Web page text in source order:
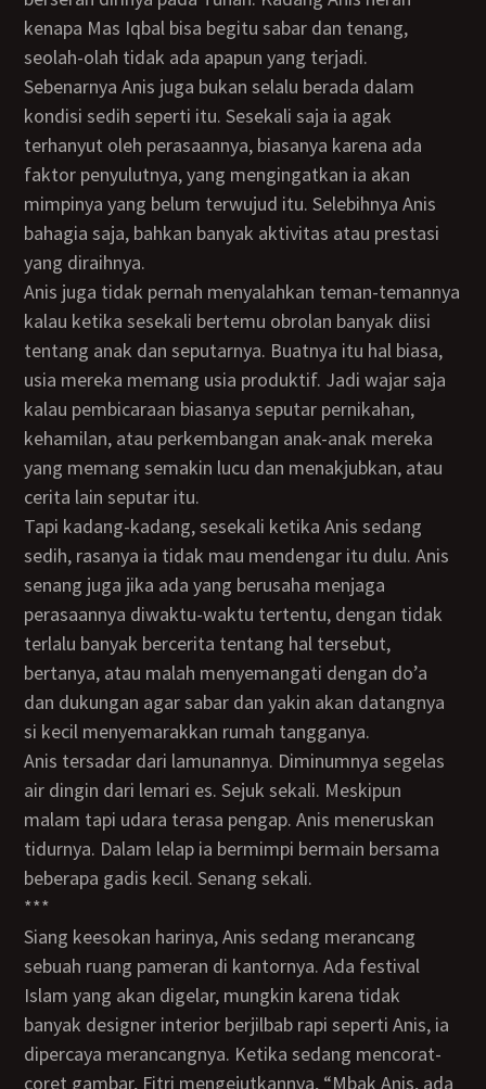
kenapa Mas Iqbal bisa begitu sabar dan tenang,
seolah-olah tidak ada apapun yang terjadi.
Sebenarnya Anis juga bukan selalu berada dalam
kondisi sedih seperti itu. Sesekali saja ia agak
terhanyut oleh perasaannya, biasanya karena ada
faktor penyulutnya, yang mengingatkan ia akan
mimpinya yang belum terwujud itu. Selebihnya Anis
bahagia saja, bahkan banyak aktivitas atau prestasi
yang diraihnya.
Anis juga tidak pernah menyalahkan teman-temannya
kalau ketika sesekali bertemu obrolan banyak diisi
tentang anak dan seputarnya. Buatnya itu hal biasa,
usia mereka memang usia produktif. Jadi wajar saja
kalau pembicaraan biasanya seputar pernikahan,
kehamilan, atau perkembangan anak-anak mereka
yang memang semakin lucu dan menakjubkan, atau
cerita lain seputar itu.
Tapi kadang-kadang, sesekali ketika Anis sedang
sedih, rasanya ia tidak mau mendengar itu dulu. Anis
senang juga jika ada yang berusaha menjaga
perasaannya diwaktu-waktu tertentu, dengan tidak
terlalu banyak bercerita tentang hal tersebut,
bertanya, atau malah menyemangati dengan do’a
dan dukungan agar sabar dan yakin akan datangnya
si kecil menyemarakkan rumah tangganya.
Anis tersadar dari lamunannya. Diminumnya segelas
air dingin dari lemari es. Sejuk sekali. Meskipun
malam tapi udara terasa pengap. Anis meneruskan
tidurnya. Dalam lelap ia bermimpi bermain bersama
beberapa gadis kecil. Senang sekali.
***
Siang keesokan harinya, Anis sedang merancang
sebuah ruang pameran di kantornya. Ada festival
Islam yang akan digelar, mungkin karena tidak
banyak designer interior berjilbab rapi seperti Anis, ia
dipercaya merancangnya. Ketika sedang mencorat-
coret gambar, Fitri mengejutkannya, “Mbak Anis, ada